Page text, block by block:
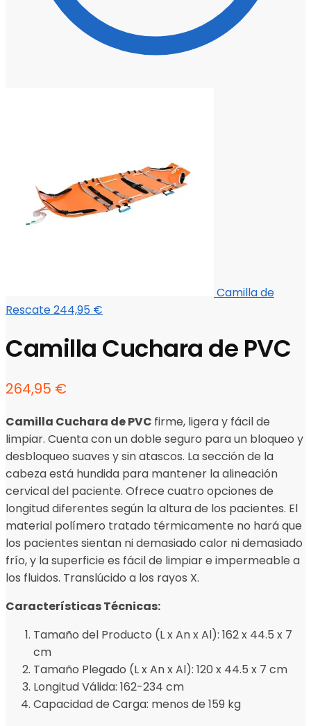
Camilla de
Rescate244,95 €
Camilla Cuchara de PVC
264,95 €
Camilla Cuchara de PVC firme, ligera y fácil de
limpiar. Cuenta con un doble seguro para un bloqueo y
desbloqueo suaves y sin atascos. La sección de la
cabeza está hundida para mantener la alineación
cervical del paciente. Ofrece cuatro opciones de
longitud diferentes según la altura de los pacientes. El
material polímero tratado térmicamente no hará que
los pacientes sientan ni demasiado calor ni demasiado
frío, y la superficie es fácil de limpiar e impermeable a
los fluidos. Translúcido a los rayos X.
Características Técnicas:
Tamaño del Producto (L x An x Al): 162 x 44.5 x 7
cm
Tamaño Plegado (L x An x Al): 120 x 44.5 x 7 cm
Longitud Válida: 162-234 cm
Capacidad de Carga: menos de 159 kg